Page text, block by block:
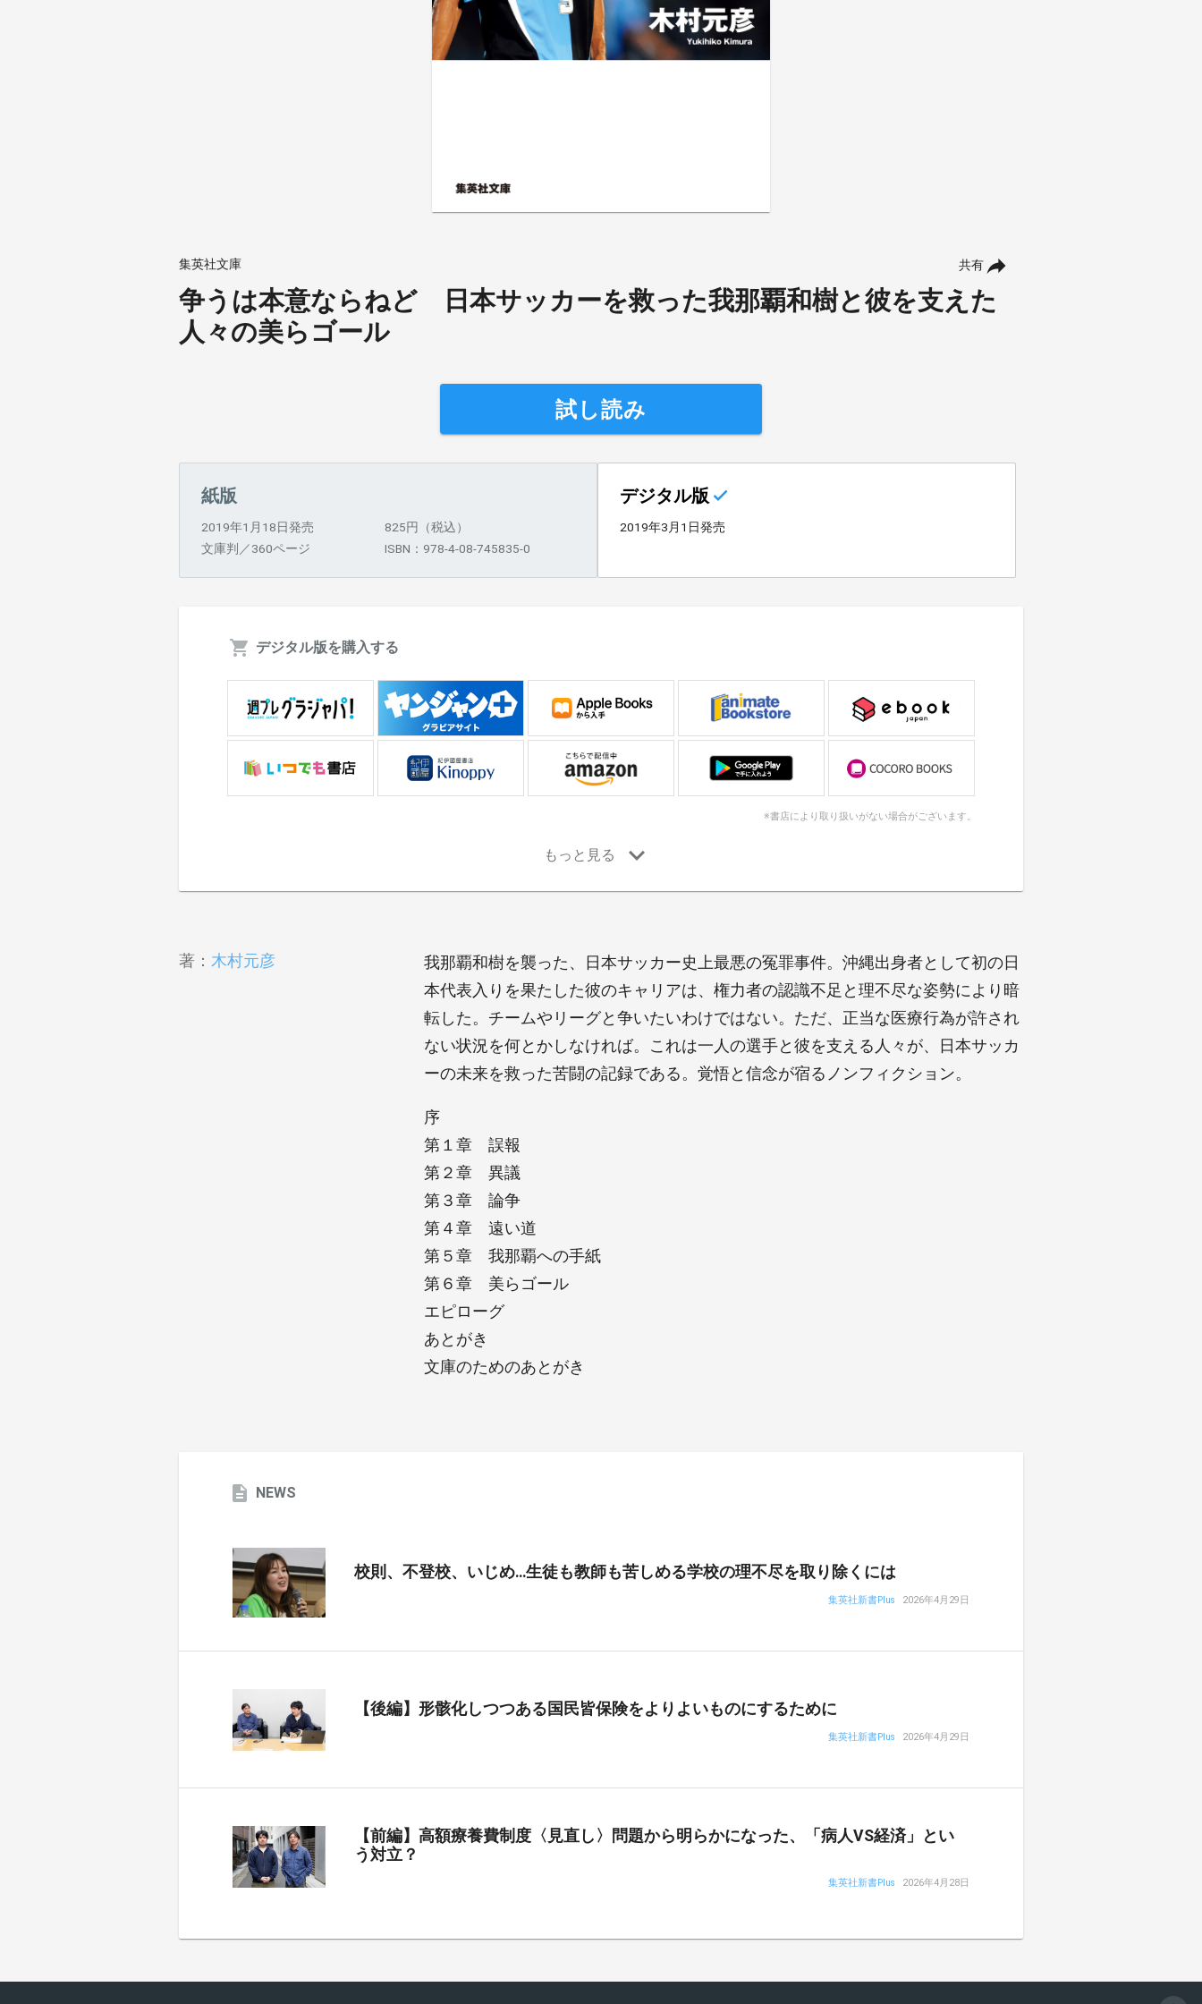
共有
集英社文庫
争うは本意ならねど 日本サッカーを救った我那覇和樹と彼を支えた
人々の美らゴール
試し読み
紙版
2019年1月18日発売
825円（税込）
文庫判／360ページ
ISBN：978-4-08-745835-0
デジタル版
2019年3月1日発売
デジタル版を購入する
※書店により取り扱いがない場合がございます。
著： 木村元彦
我那覇和樹を襲った、日本サッカー史上最悪の冤罪事件。沖縄出身者として初の日
本代表入りを果たした彼のキャリアは、権力者の認識不足と理不尽な姿勢により暗
転した。チームやリーグと争いたいわけではない。ただ、正当な医療行為が許され
ない状況を何とかしなければ。これは一人の選手と彼を支える人々が、日本サッカ
ーの未来を救った苦闘の記録である。覚悟と信念が宿るノンフィクション。
序
第１章 誤報
第２章 異議
第３章 論争
第４章 遠い道
第５章 我那覇への手紙
第６章 美らゴール
エピローグ
あとがき
文庫のためのあとがき
NEWS
校則、不登校、いじめ…生徒も教師も苦しめる学校の理不尽を取り除くには
集英社新書Plus 2026年4月29日
【後編】形骸化しつつある国民皆保険をよりよいものにするために
集英社新書Plus 2026年4月29日
【前編】高額療養費制度〈見直し〉問題から明らかになった、「病人VS経済」とい
う対立？
集英社新書Plus 2026年4月28日